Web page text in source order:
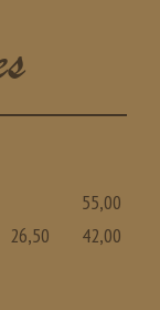
55,00
26,50 42,00